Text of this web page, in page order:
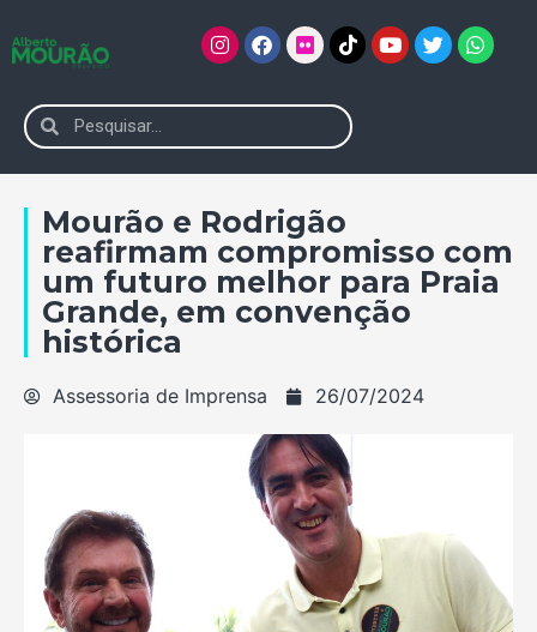
Mourão e Rodrigão
reafirmam compromisso com
um futuro melhor para Praia
Grande, em convenção
histórica
Assessoria de Imprensa 26/07/2024